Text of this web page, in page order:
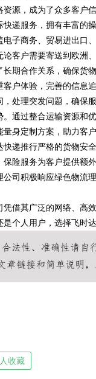
源，成为了众多客户
快递服务，拥有丰富
子商务、贸易进出口
客户需要寄送到欧洲
期合作关系，确保货
户体验，完善的信息
处理突发问题，确保
通过整合运输资源和
身定制方案，助力客
递推行严格的货物安
险服务为客户提供额
司积极响应绿色物流
借其广泛的网络、高
个人用户，选择飞时
收藏